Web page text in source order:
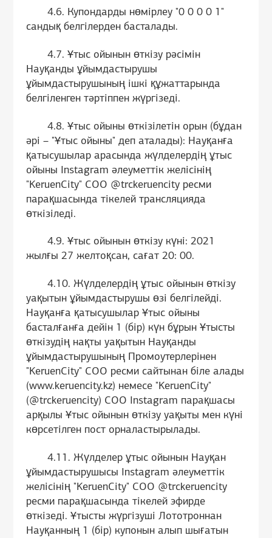
4.6. Купондарды нөмірлеу "0 0 0 0 1"
сандық белгілерден басталады.
4.7. Ұтыс ойынын өткізу рәсімін
Науқанды ұйымдастырушы
ұйымдастырушының ішкі құжаттарында
белгіленген тәртіппен жүргізеді.
4.8. Ұтыс ойыны өткізілетін орын (бұдан
әрі – "Ұтыс ойыны" деп аталады): Науқанға
қатысушылар арасында жүлделердің ұтыс
ойыны Instagram әлеуметтік желісінің
"KeruenCity" СОО @trckeruencity ресми
парақшасында тікелей трансляцияда
өткізіледі.
4.9. Ұтыс ойынын өткізу күні: 2021
жылғы 27 желтоқсан, сағат 20: 00.
4.10. Жүлделердің ұтыс ойынын өткізу
уақытын ұйымдастырушы өзі белгілейді.
Науқанға қатысушылар Ұтыс ойыны
басталғанға дейін 1 (бір) күн бұрын Ұтысты
өткізудің нақты уақытын Науқанды
ұйымдастырушының Промоутерлерінен
"KeruenCity" СОО ресми сайтынан біле алады
(www.keruencity.kz) немесе "KeruenCity"
(@trckeruencity) СОО Instagram парақшасы
арқылы Ұтыс ойынын өткізу уақыты мен күні
көрсетілген пост орналастырылады.
4.11. Жүлделер ұтыс ойынын Науқан
ұйымдастырушысы Instagram әлеуметтік
желісінің "KeruenCity" СОО @trckeruencity
ресми парақшасында тікелей эфирде
өткізеді. Ұтысты жүргізуші Лототроннан
Науқанның 1 (бір) купонын алып шығатын